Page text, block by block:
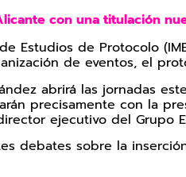
con una titulación
Estudios de Protocolo
de eventos, el
abrirá las jornadas
precisamente con la
ejecutivo del Grupo
debates sobre la